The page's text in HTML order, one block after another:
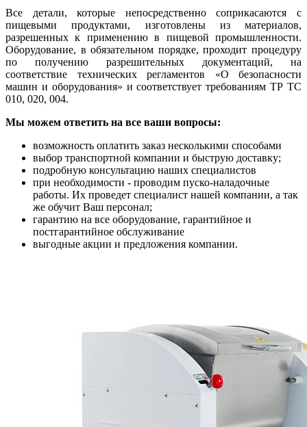
Все детали, которые непосредственно соприкасаются с
пищевыми продуктами, изготовлены из материалов,
разрешенных к применению в пищевой промышленности.
Оборудование, в обязательном порядке, проходит процедуру
по получению разрешительных документаций, на
соответствие технических регламентов «О безопасности
машин и оборудования» и соответствует требованиям ТР ТС
010, 020, 004.
Мы можем ответить на все ваши вопросы:
возможность оплатить заказ несколькими способами
выбор транспортной компании и быструю доставку;
подробную консультацию наших специалистов
при необходимости - проводим пуско-наладочные
работы. Их проведет специалист нашей компании, а так
же обучит Ваш персонал;
гарантию на все оборудование, гарантийное и
постгарантийное обслуживание
выгодные акции и предложения компании.